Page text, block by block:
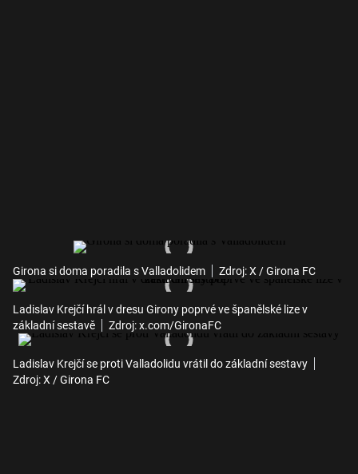
Girona si doma poradila s Valladolidem Zdroj: X / Girona FC
Ladislav Krejčí hrál v dresu Girony poprvé ve španělské lize v
základní sestavě
Zdroj: x.com/GironaFC
Ladislav Krejčí se proti Valladolidu vrátil do základní sestavy
Zdroj: X / Girona FC